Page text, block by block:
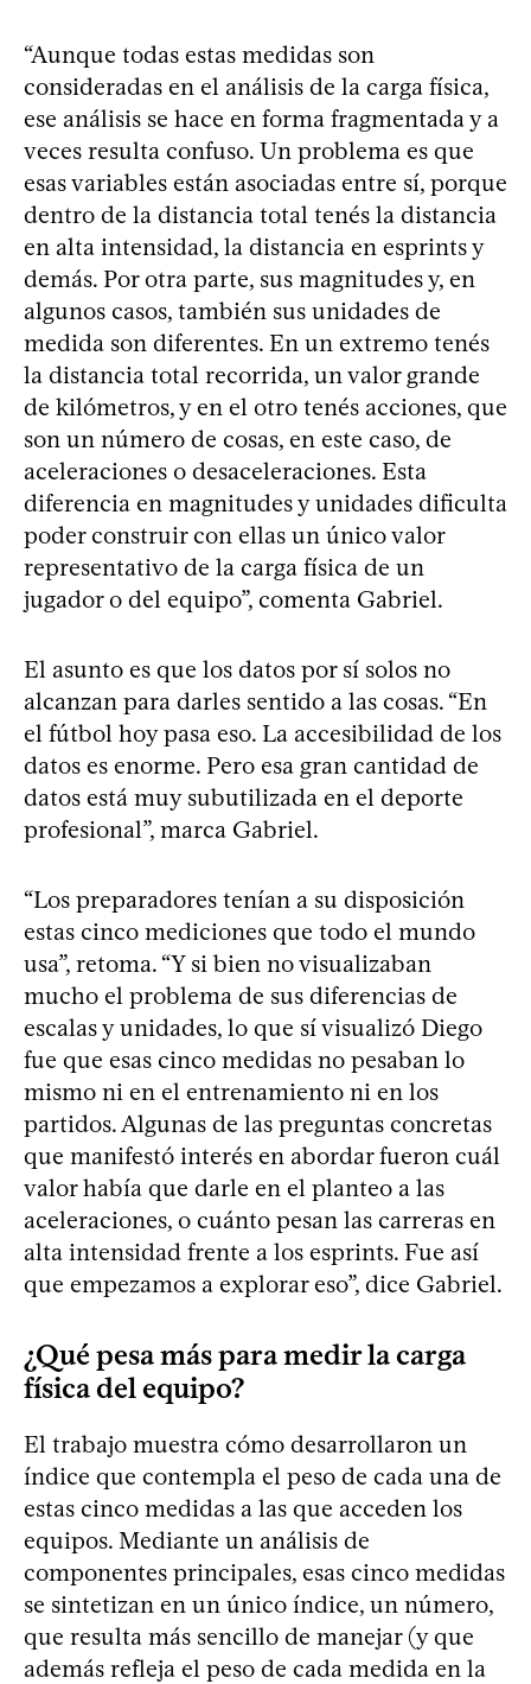
“Aunque todas estas medidas son
consideradas en el análisis de la carga física,
ese análisis se hace en forma fragmentada y a
veces resulta confuso. Un problema es que
esas variables están asociadas entre sí, porque
dentro de la distancia total tenés la distancia
en alta intensidad, la distancia en esprints y
demás. Por otra parte, sus magnitudes y, en
algunos casos, también sus unidades de
medida son diferentes. En un extremo tenés
la distancia total recorrida, un valor grande
de kilómetros, y en el otro tenés acciones, que
son un número de cosas, en este caso, de
aceleraciones o desaceleraciones. Esta
diferencia en magnitudes y unidades dificulta
poder construir con ellas un único valor
representativo de la carga física de un
jugador o del equipo”, comenta Gabriel.
El asunto es que los datos por sí solos no
alcanzan para darles sentido a las cosas. “En
el fútbol hoy pasa eso. La accesibilidad de los
datos es enorme. Pero esa gran cantidad de
datos está muy subutilizada en el deporte
profesional”, marca Gabriel.
“Los preparadores tenían a su disposición
estas cinco mediciones que todo el mundo
usa”, retoma. “Y si bien no visualizaban
mucho el problema de sus diferencias de
escalas y unidades, lo que sí visualizó Diego
fue que esas cinco medidas no pesaban lo
mismo ni en el entrenamiento ni en los
partidos. Algunas de las preguntas concretas
que manifestó interés en abordar fueron cuál
valor había que darle en el planteo a las
aceleraciones, o cuánto pesan las carreras en
alta intensidad frente a los esprints. Fue así
que empezamos a explorar eso”, dice Gabriel.
¿Qué pesa más para medir la carga
física del equipo?
El trabajo muestra cómo desarrollaron un
índice que contempla el peso de cada una de
estas cinco medidas a las que acceden los
equipos. Mediante un análisis de
componentes principales, esas cinco medidas
se sintetizan en un único índice, un número,
que resulta más sencillo de manejar (y que
además refleja el peso de cada medida en la